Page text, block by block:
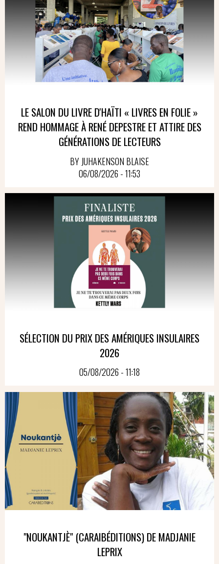
LE SALON DU LIVRE D'HAÏTI « LIVRES EN FOLIE »
REND HOMMAGE À RENÉ DEPESTRE ET ATTIRE DES
GÉNÉRATIONS DE LECTEURS
BY JUHAKENSON BLAISE
06/08/2026 - 11:53
SÉLECTION DU PRIX DES AMÉRIQUES INSULAIRES
2026
05/08/2026 - 11:18
"NOUKANTJÈ" (CARAIBÉDITIONS) DE MADJANIE
LEPRIX